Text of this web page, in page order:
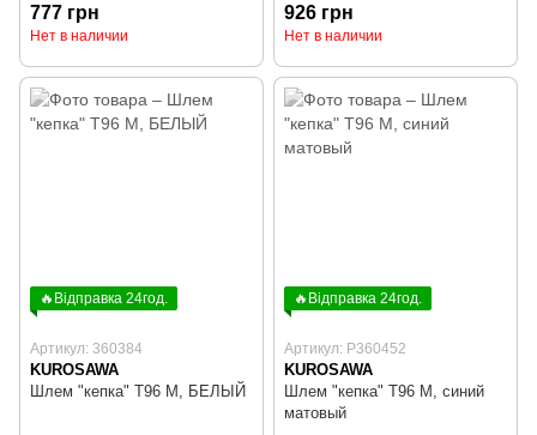
777 грн
Нет в наличии
926 грн
Нет в наличии
🔥Відправка 24год.
Артикул: 360384
KUROSAWA
Шлем "кепка" T96 M, БЕЛЫЙ
🔥Відправка 24год.
Артикул: P360452
KUROSAWA
Шлем "кепка" T96 M, синий
матовый